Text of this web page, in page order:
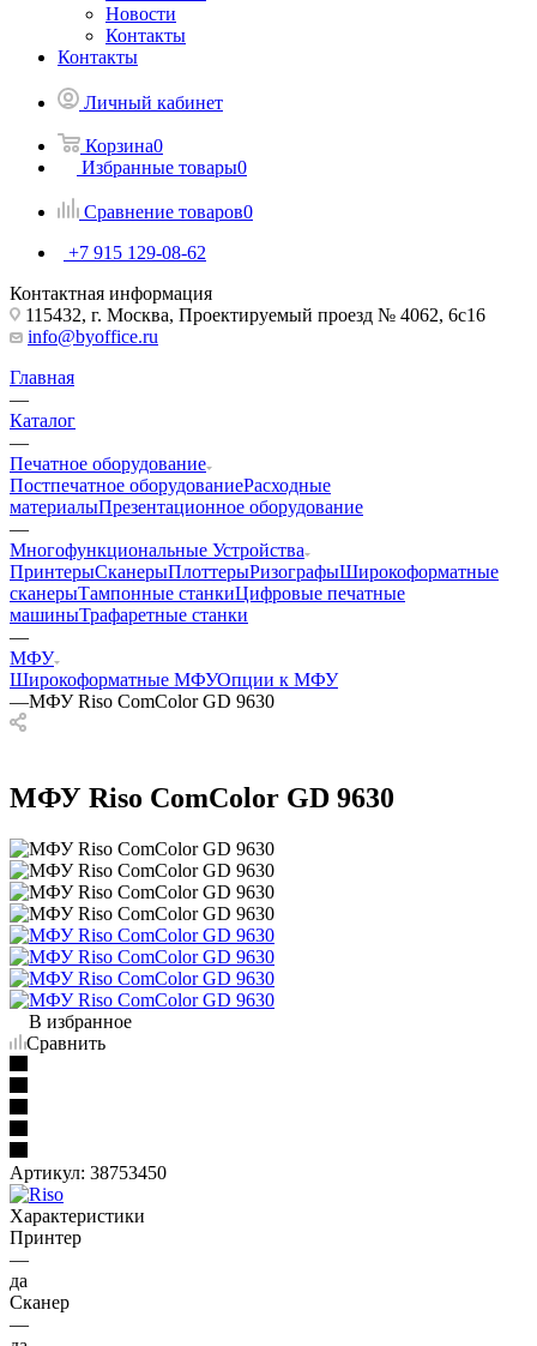
Новости
Контакты
Контакты
Личный кабинет
Корзина0
Избранные товары0
Сравнение товаров0
+7 915 129-08-62
Контактная информация
115432, г. Москва, Проектируемый проезд № 4062, 6с16
info@byoffice.ru
Главная
—
Каталог
—
Печатное оборудование
Постпечатное оборудованиеРасходные
материалыПрезентационное оборудование
—
Многофункциональные Устройства
ПринтерыСканерыПлоттерыРизографыШирокоформатные
сканерыТампонные станкиЦифровые печатные
машиныТрафаретные станки
—
МФУ
Широкоформатные МФУОпции к МФУ
—МФУ Riso ComColor GD 9630
МФУ Riso ComColor GD 9630
В избранное
Сравнить
Артикул: 38753450
Характеристики
Принтер
—
да
Сканер
—